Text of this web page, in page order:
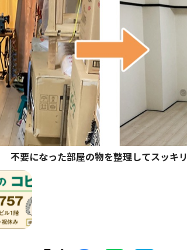
不要になった部屋の物を整理してスッキリ